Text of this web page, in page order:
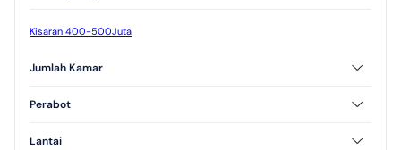
Kisaran 400-500Juta
Jumlah Kamar
2 Kamar Tidur
Perabot
Furnished
Lantai